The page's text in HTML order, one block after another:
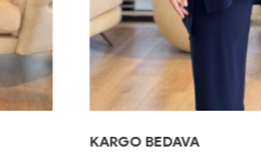
KARGO BEDAVA